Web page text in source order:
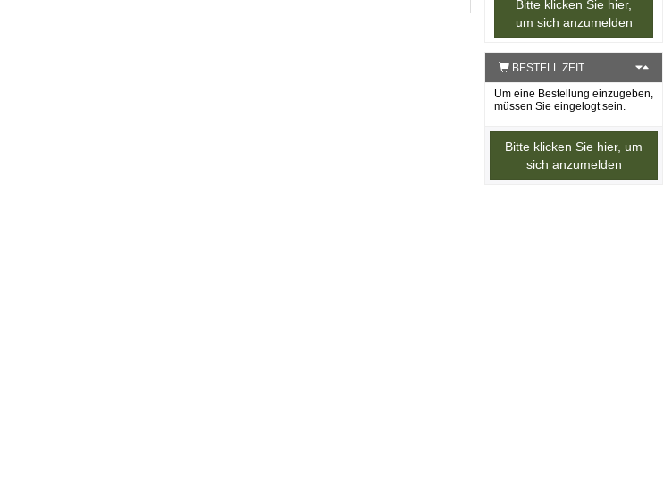
Bitte klicken Sie hier,
um sich anzumelden
BESTELL ZEIT
Um eine Bestellung einzugeben,
müssen Sie eingelogt sein.
Bitte klicken Sie hier, um
sich anzumelden